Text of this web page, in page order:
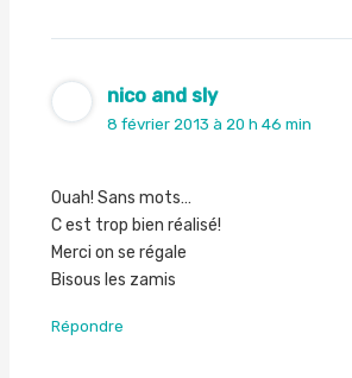
nico and sly
8 février 2013 à 20 h 46 min
Ouah! Sans mots…
C est trop bien réalisé!
Merci on se régale
Bisous les zamis
Répondre